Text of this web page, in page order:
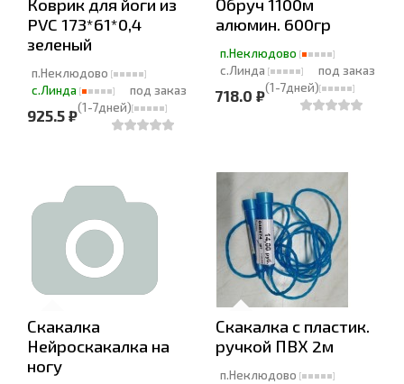
PVC 173*61*0,4
зеленый
п.Неклюдово
с.Линда
под заказ
(1-7дней)
925.5 ₽
алюмин. 600гр
п.Неклюдово
с.Линда
под заказ
(1-7дней)
718.0 ₽
Скакалка
Нейроскакалка на
ногу
Скакалка с пластик.
ручкой ПВХ 2м
п.Неклюдово